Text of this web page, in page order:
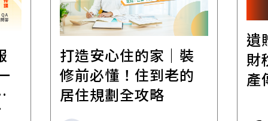
遺贈稅規劃直播課│
財稅專家親授，讓資
產傳承更有效率
百
經